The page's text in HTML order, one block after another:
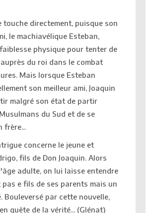
touche directement, puisque son
le machiavélique Esteban,
physique pour tenter de
du roi dans le combat
Mais lorsque Esteban
son meilleur ami, Joaquin
malgré son état de partir
du Sud et de se
frère...
concerne le jeune et
fils de Don Joaquin. Alors
adulte, on lui laisse entendre
e fils de ses parents mais un
Bouleversé par cette nouvelle,
quête de la vérité... (Glénat)